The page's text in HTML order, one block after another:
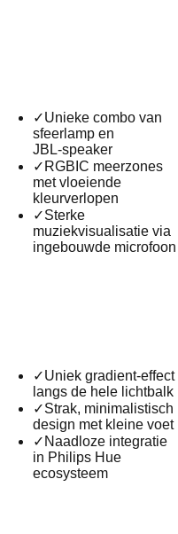
✓Unieke combo van
sfeerlamp en
JBL‑speaker
✓ RGBIC meerzones
met vloeiende
kleurverlopen
✓Sterke
muziekvisualisatie via
ingebouwde microfoon
✓Uniek gradient-effect
langs de hele lichtbalk
✓Strak, minimalistisch
design met kleine voet
✓ Naadloze integratie
in Philips Hue
ecosysteem